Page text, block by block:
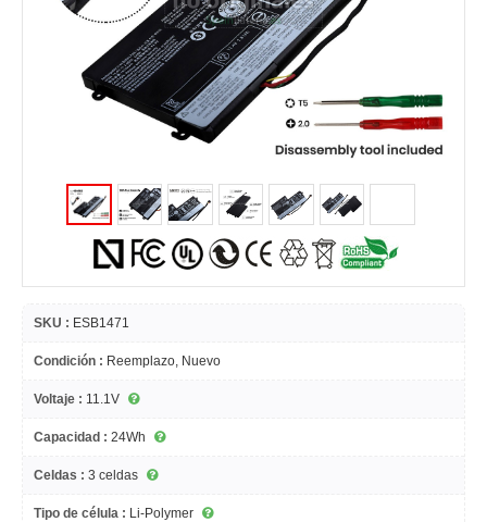
SKU : ESB1471
Condición : Reemplazo, Nuevo
Voltaje : 11.1V
Capacidad : 24Wh
Celdas : 3 celdas
Tipo de célula : Li-Polymer